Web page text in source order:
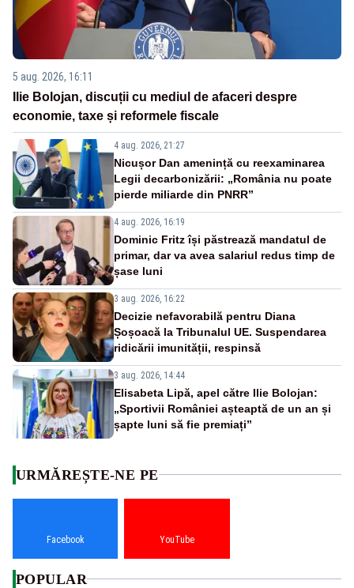
5 aug. 2026, 16:11
Ilie Bolojan, discuții cu mediul de afaceri despre
economie, taxe și reformele fiscale
4 aug. 2026, 21:27
Nicușor Dan amenință cu reexaminarea
Legii decarbonizării: „România nu poate
pierde miliarde din PNRR”
4 aug. 2026, 16:19
Dominic Fritz își păstrează mandatul de
primar, dar va avea salariul redus timp de
șase luni
3 aug. 2026, 16:22
Decizie nefavorabilă pentru Diana
Șoșoacă la Tribunalul UE. Suspendarea
ridicării imunității, respinsă
3 aug. 2026, 14:44
Elisabeta Lipă, apel către Ilie Bolojan:
„Sportivii României așteaptă de un an și
șapte luni să fie premiați”
URMĂREȘTE-NE PE
Facebook YouTube
POPULAR